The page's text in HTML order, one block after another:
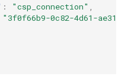
: "csp_connection"
"3f0f66b9-0c82-4d61-ae31-